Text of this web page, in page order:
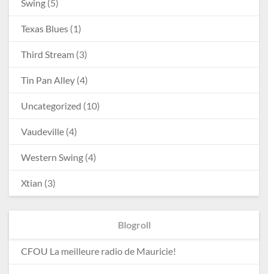
Swing (5)
Texas Blues (1)
Third Stream (3)
Tin Pan Alley (4)
Uncategorized (10)
Vaudeville (4)
Western Swing (4)
Xtian (3)
Blogroll
CFOU La meilleure radio de Mauricie!